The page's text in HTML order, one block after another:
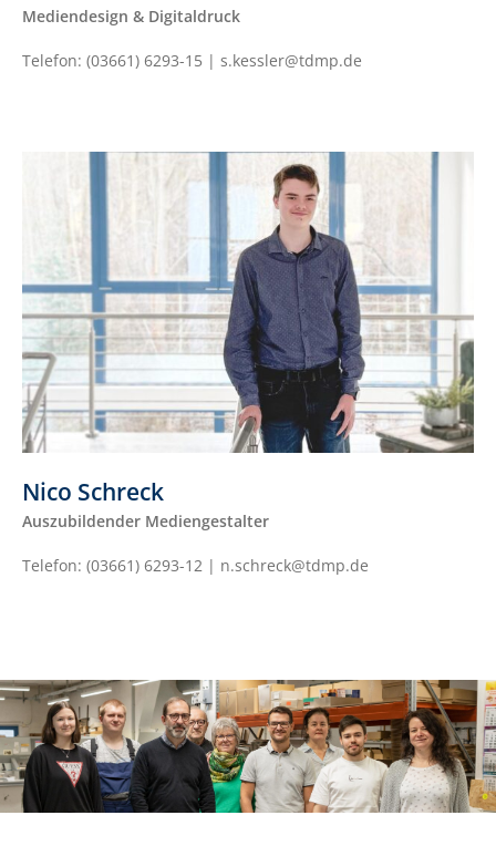
Mediendesign & Digitaldruck
Telefon: (03661) 6293-15 | s.kessler@tdmp.de
Nico Schreck
Auszubildender Mediengestalter
Telefon: (03661) 6293-12 | n.schreck@tdmp.de